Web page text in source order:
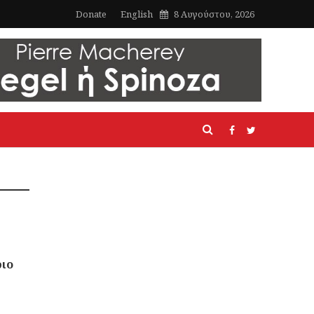
Donate English 8 Αυγούστου, 2026